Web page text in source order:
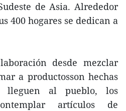
de Asia. Alrededor
400 hogares se dedican a
desde mezclar
a productosson hechas
lleguen al pueblo, los
artículos de